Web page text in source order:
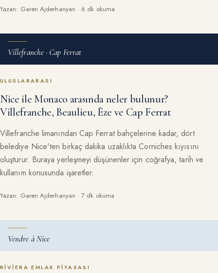
Yazan: Garen Ajderhanyan · 6 dk okuma
Villefranche · Cap Ferrat
ULUSLARARASI
Nice ile Monaco arasında neler bulunur?
Villefranche, Beaulieu, Èze ve Cap Ferrat
Villefranche limanından Cap Ferrat bahçelerine kadar, dört
belediye Nice'ten birkaç dakika uzaklıkta Corniches kıyısını
oluşturur. Buraya yerleşmeyi düşünenler için coğrafya, tarih ve
kullanım konusunda işaretler.
Yazan: Garen Ajderhanyan · 7 dk okuma
Vendre à Nice
RIVIERA EMLAK PIYASASI